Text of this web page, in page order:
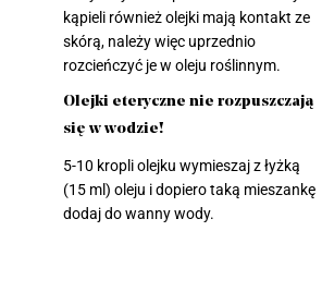
kąpieli również olejki mają kontakt ze
skórą, należy więc uprzednio
rozcieńczyć je w oleju roślinnym.
Olejki eteryczne nie rozpuszczają
się w wodzie!
5-10 kropli olejku wymieszaj z łyżką
(15 ml) oleju i dopiero taką mieszankę
dodaj do wanny wody.